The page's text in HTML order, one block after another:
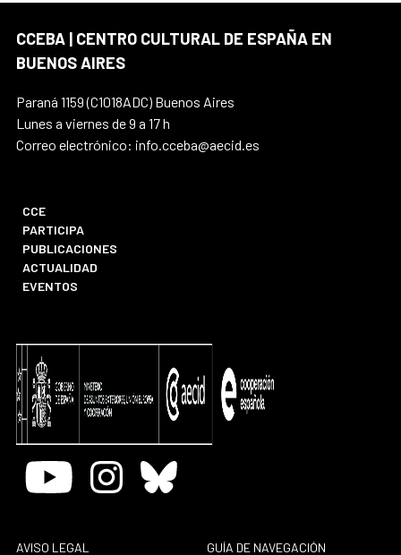
CCEBA | CENTRO CULTURAL DE ESPAÑA EN
BUENOS AIRES
Paraná 1159 (C1018ADC) Buenos Aires
Lunes a viernes de 9 a 17 h
Correo electrónico: info.cceba@aecid.es
CCE
PARTICIPA
PUBLICACIONES
ACTUALIDAD
EVENTOS
Youtube InstagramBluesky
AVISO LEGAL
GUÍA DE NAVEGACIÓN